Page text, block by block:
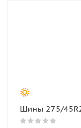
Шины 275/